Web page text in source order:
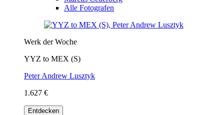
Alle Fotografen
Werk der Woche
YYZ to MEX (S)
Peter Andrew Lusztyk
1.627 €
Entdecken